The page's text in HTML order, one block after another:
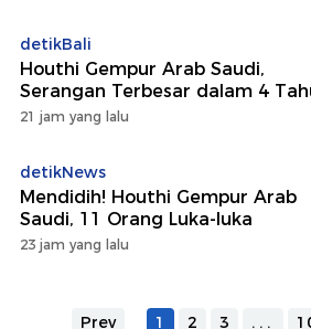
detikBali
Houthi Gempur Arab Saudi,
Serangan Terbesar dalam 4
21 jam yang lalu
detikNews
Mendidih! Houthi Gempur Arab
Saudi, 11 Orang Luka-luka
23 jam yang lalu
Prev 1 2 3 ...